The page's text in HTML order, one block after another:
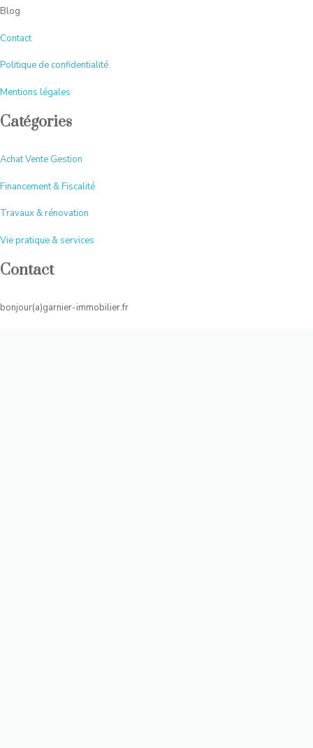
Blog
Contact
Politique de confidentialité
Mentions légales
Catégories
Achat Vente Gestion
Financement & Fiscalité
Travaux & rénovation
Vie pratique & services
Contact
bonjour(a)garnier-immobilier.fr